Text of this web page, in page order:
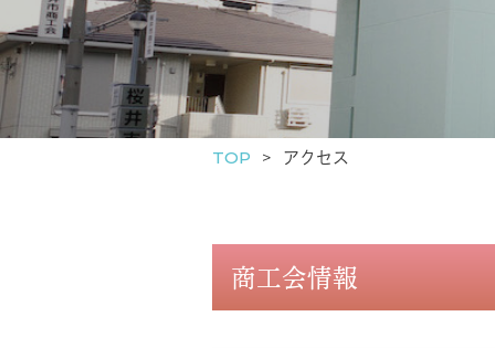
TOP アクセス
商工会情報